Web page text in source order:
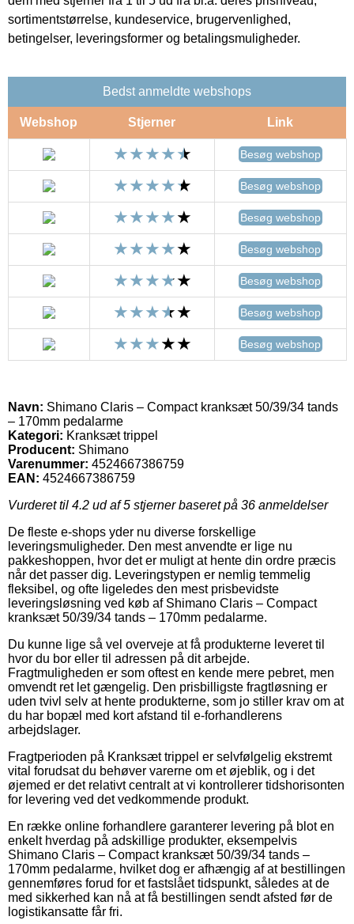
sortimentstørrelse, kundeservice, brugervenlighed,
betingelser, leveringsformer og betalingsmuligheder.
Bedst anmeldte webshops
Webshop Stjerner Link
Besøg webshop
Besøg webshop
Besøg webshop
Besøg webshop
Besøg webshop
Besøg webshop
Besøg webshop
Navn: Shimano Claris – Compact kranksæt 50/39/34 tands
– 170mm pedalarme
Kategori: Kranksæt trippel
Producent: Shimano
Varenummer: 4524667386759
EAN: 4524667386759
Vurderet til 4.2 ud af 5 stjerner baseret på 36 anmeldelser
De fleste e-shops yder nu diverse forskellige
leveringsmuligheder. Den mest anvendte er lige nu
pakkeshoppen, hvor det er muligt at hente din ordre præcis
når det passer dig. Leveringstypen er nemlig temmelig
fleksibel, og ofte ligeledes den mest prisbevidste
leveringsløsning ved køb af Shimano Claris – Compact
kranksæt 50/39/34 tands – 170mm pedalarme.
Du kunne lige så vel overveje at få produkterne leveret til
hvor du bor eller til adressen på dit arbejde.
Fragtmuligheden er som oftest en kende mere pebret, men
omvendt ret let gængelig. Den prisbilligste fragtløsning er
uden tvivl selv at hente produkterne, som jo stiller krav om at
du har bopæl med kort afstand til e-forhandlerens
arbejdslager.
Fragtperioden på Kranksæt trippel er selvfølgelig ekstremt
vital forudsat du behøver varerne om et øjeblik, og i det
øjemed er det relativt centralt at vi kontrollerer tidshorisonten
for levering ved det vedkommende produkt.
En række online forhandlere garanterer levering på blot en
enkelt hverdag på adskillige produkter, eksempelvis
Shimano Claris – Compact kranksæt 50/39/34 tands –
170mm pedalarme, hvilket dog er afhængig af at bestillingen
gennemføres forud for et fastslået tidspunkt, således at de
med sikkerhed kan nå at få bestillingen sendt afsted før de
logistikansatte får fri.